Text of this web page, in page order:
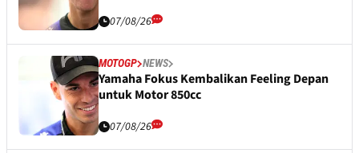
07/08/26
MOTOGP NEWS
Yamaha Fokus Kembalikan Feeling Depan
untuk Motor 850cc
07/08/26